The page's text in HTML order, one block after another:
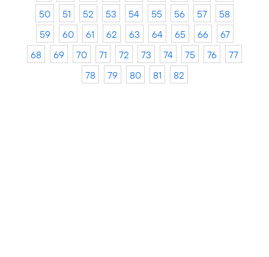
50
51 52 53 54 55 56 57
58
59
60 61 62 63 64 65 66
67
68
69 70 71 72 73 74 75 76
77
78
79 80 81 82